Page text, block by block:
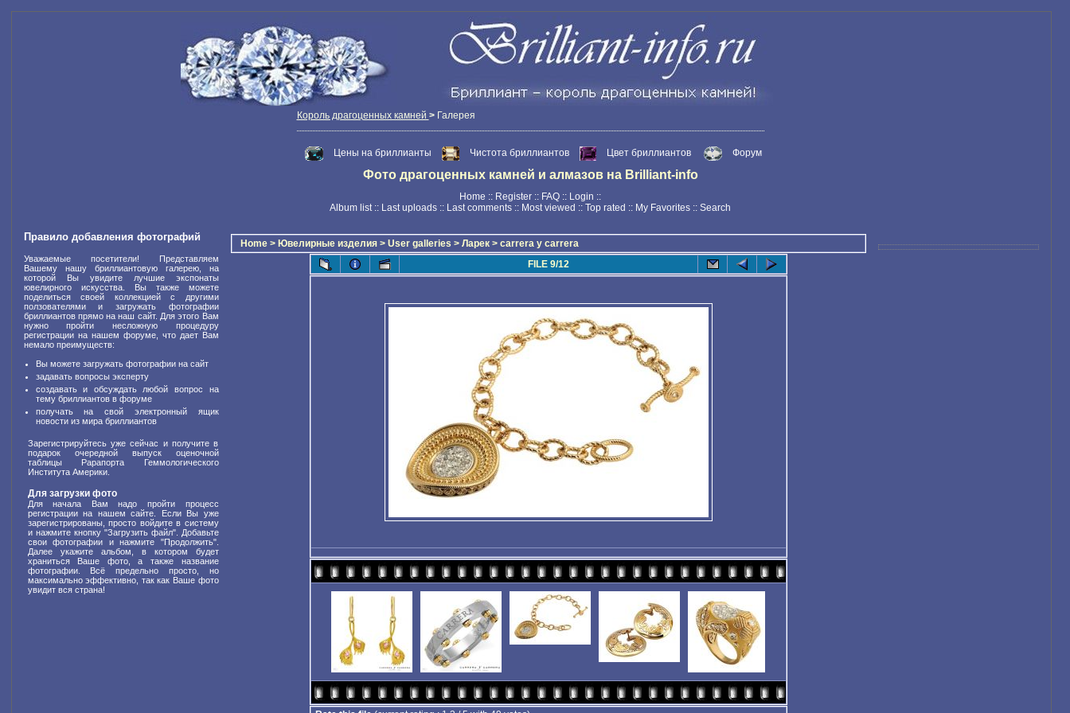
Король драгоценных камней >Галерея
Цены на бриллианты Чистота бриллиантов Цвет бриллиантов Форум
Фото драгоценных камней и алмазов на Brilliant-info
Home :: Register :: FAQ :: Login ::
Album list:: Last uploads :: Last comments :: Most viewed :: Top rated :: My Favorites :: Search
Правило добавления фотографий
Уважаемые посетители! Представляем
Вашему нашу бриллиантовую галерею, на
которой Вы увидите лучшие экспонаты
ювелирного искусства. Вы также можете
поделиться своей коллекцией с другими
ползователями и загружать фотографии
бриллиантов прямо на наш сайт. Для этого Вам
нужно пройти несложную процедуру
регистрации на нашем форуме, что дает Вам
немало преимуществ:
Вы можете загружать фотографии на сайт
задавать вопросы эксперту
создавать и обсуждать любой вопрос на
тему бриллиантов в форуме
получать на свой электронный ящик
новости из мира бриллиантов
Зарегистрируйтесь уже сейчас и получите в
подарок очередной выпуск оценочной
таблицы Рарапорта Геммологического
Института Америки.
Для загрузки фото
Для начала Вам надо пройти процесс
регистрации на нашем сайте. Если Вы уже
зарегистрированы, просто войдите в систему
и нажмите кнопку "Загрузить файл". Добавьте
свои фотографии и нажмите "Продолжить".
Далее укажите альбом, в котором будет
храниться Ваше фото, а также название
фотографии. Всё предельно просто, но
максимально эффективно, так как Ваше фото
увидит вся страна!
Home> Ювелирные изделия> User galleries > Ларек> carrera y carrera
FILE 9/12